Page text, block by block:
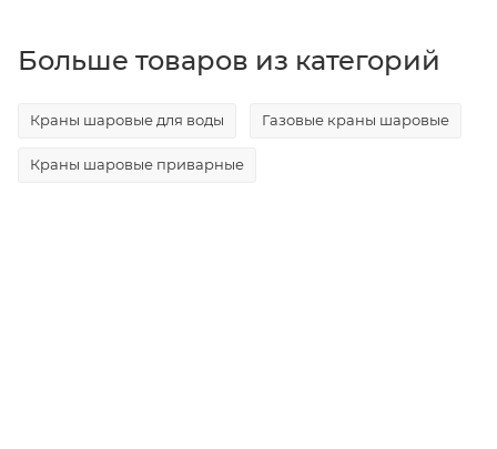
Больше товаров из категорий
Краны шаровые для воды Газовые краны шаровые
Краны шаровые приварные